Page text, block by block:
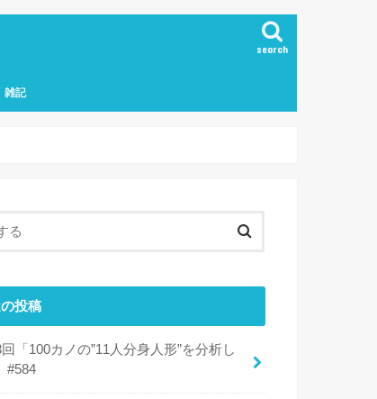
search
雑記
投稿
「100カノの”11人分身人形”を分析し
#584